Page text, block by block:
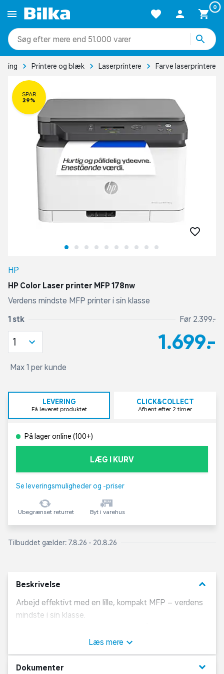
0
mere end 51.000 varer
Printere og blæk Laserprintere Farve laserprintere
SPAR
29%
HP
HP Color Laser printer MFP 178nw
Verdens mindste MFP printer i sin klasse
1 stk Før 2.399,-
1.699,-
1
Max 1 per kunde
LEVERING
Få leveret produktet
CLICK&COLLECT
Afhent efter 2 timer
På lager online (100+)
LÆG I KURV
Se leveringsmuligheder og -priser
Ubegrænset returret Byt i varehus
Tilbuddet gælder: 7.8.26 - 20.8.26
Beskrivelse keyboard_arrow_down
Arbejd effektivt med en lille, kompakt MFP – verdens
mindste i sin klasse.
udskrivning, simpel opsætning og udskriv og scan fra
din telefon med HP Smart-appen.
Leveres incl. blæk.
Læs mere
Dokumenter keyboard_arrow_down